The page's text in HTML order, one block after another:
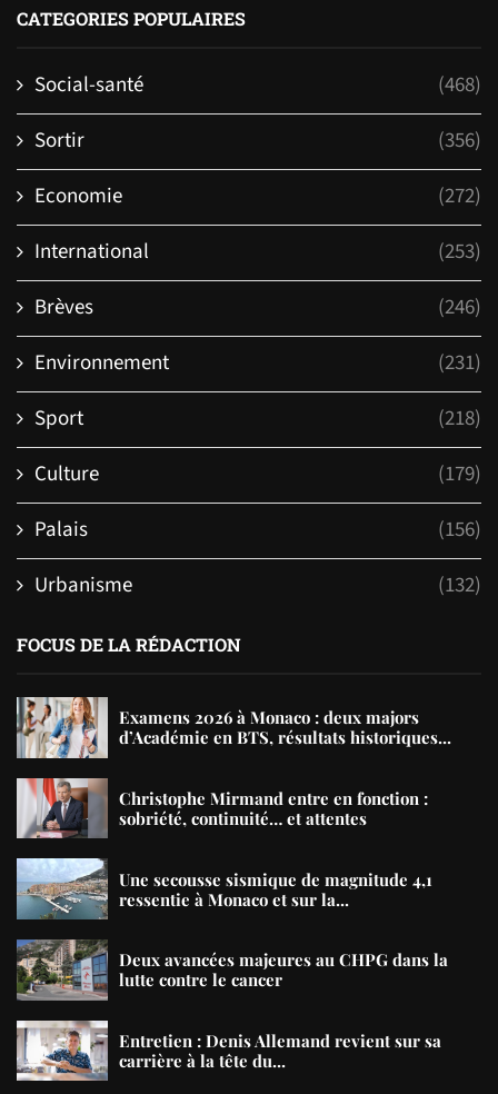
CATEGORIES POPULAIRES
Social-santé
(468)
Sortir
(356)
Economie
(272)
International
(253)
Brèves
(246)
Environnement
(231)
Sport
(218)
Culture
(179)
Palais
(156)
Urbanisme
(132)
FOCUS DE LA RÉDACTION
Examens 2026 à Monaco : deux majors
d’Académie en BTS, résultats historiques...
Christophe Mirmand entre en fonction :
sobriété, continuité… et attentes
Une secousse sismique de magnitude 4,1
ressentie à Monaco et sur la...
Deux avancées majeures au CHPG dans la
lutte contre le cancer
Entretien : Denis Allemand revient sur sa
carrière à la tête du...